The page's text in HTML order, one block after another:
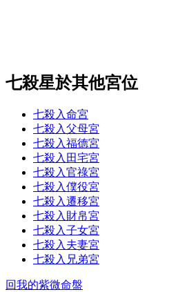
七殺星於其他宮位
七殺入命宮
七殺入父母宮
七殺入福德宮
七殺入田宅宮
七殺入官祿宮
七殺入僕役宮
七殺入遷移宮
七殺入財帛宮
七殺入子女宮
七殺入夫妻宮
七殺入兄弟宮
回我的紫微命盤